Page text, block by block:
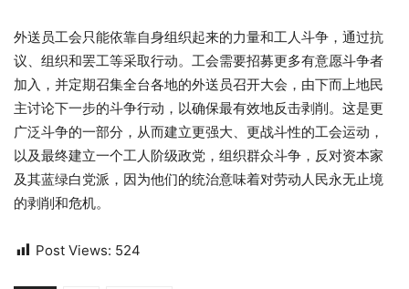
外送员工会只能依靠自身组织起来的力量和工人斗争，通过抗
议、组织和罢工等采取行动。工会需要招募更多有意愿斗争者
加入，并定期召集全台各地的外送员召开大会，由下而上地民
主讨论下一步的斗争行动，以确保最有效地反击剥削。这是更
广泛斗争的一部分，从而建立更强大、更战斗性的工会运动，
以及最终建立一个工人阶级政党，组织群众斗争，反对资本家
及其蓝绿白党派，因为他们的统治意味着对劳动人民永无止境
的剥削和危机。
Post Views: 524